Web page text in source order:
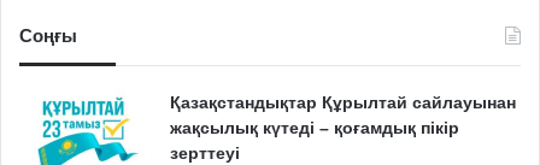
Соңғы
Қазақстандықтар Құрылтай сайлауынан
жақсылық күтеді – қоғамдық пікір
зерттеуі